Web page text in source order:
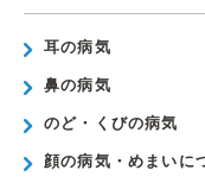
耳の病気
鼻の病気
のど・くびの病気
顔の病気・めまいに